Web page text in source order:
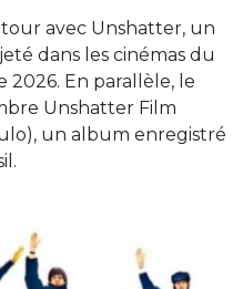
avec Unshatter, un
dans les cinémas du
En parallèle, le
Unshatter Film
un album enregistré